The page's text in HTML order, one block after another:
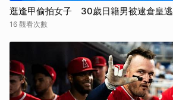
逛逢甲偷拍女子 30歲日籍男被逮倉皇逃
16 觀看次數